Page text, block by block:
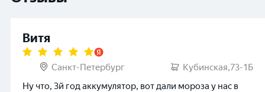
Витя
Санкт-Петербург
Кубинская,73-1Б
Ну что, 3й год аккумулятор, вот дали мороза у нас в